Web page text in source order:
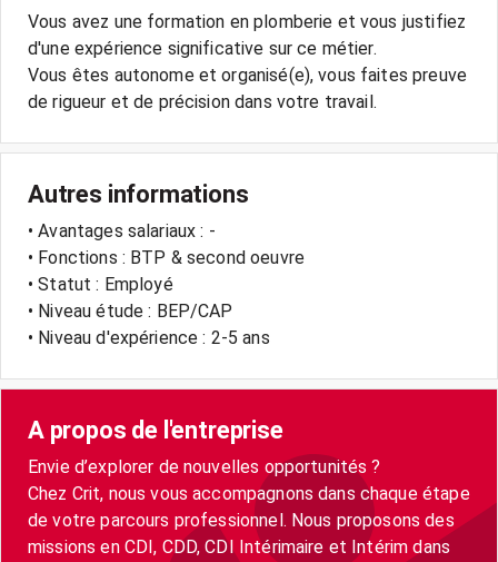
Vous avez une formation en plomberie et vous justifiez
d'une expérience significative sur ce métier.
Vous êtes autonome et organisé(e), vous faites preuve
de rigueur et de précision dans votre travail.
Autres informations
• Avantages salariaux : -
• Fonctions : BTP & second oeuvre
• Statut : Employé
• Niveau étude : BEP/CAP
• Niveau d'expérience : 2-5 ans
A propos de l'entreprise
Envie d’explorer de nouvelles opportunités ?
Chez Crit, nous vous accompagnons dans chaque étape
de votre parcours professionnel. Nous proposons des
missions en CDI, CDD, CDI Intérimaire et Intérim dans